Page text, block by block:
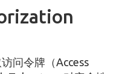
问令牌（Access